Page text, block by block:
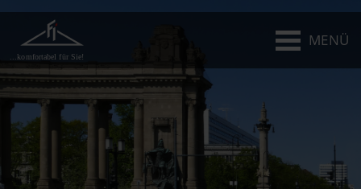
...komfortabel für Sie!
MENÜ